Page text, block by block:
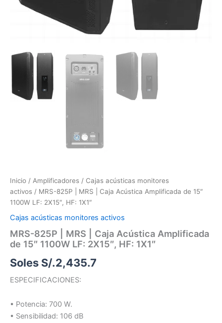
Inicio / Amplificadores / Cajas acústicas monitores
activos / MRS-825P | MRS | Caja Acústica Amplificada de 15″
1100W LF: 2X15″, HF: 1X1″
Cajas acústicas monitores activos
MRS-825P | MRS | Caja Acústica Amplificada
de 15″ 1100W LF: 2X15″, HF: 1X1″
Soles S/.2,435.7
ESPECIFICACIONES:
• Potencia: 700 W.
• Sensibilidad: 106 dB